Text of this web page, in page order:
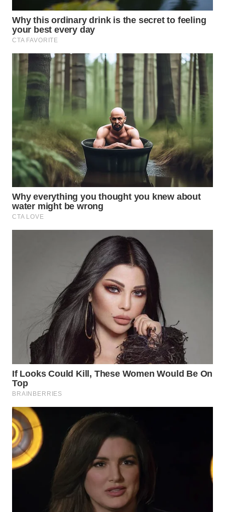
KARAWANG
WN
BEKASI
WN
BOGOR
WN
DEPOK
WN
TAPANULI
UTARA
WN
SAMOSIR
WN
CIANJUR
WN
KEPULAUAN
SERIBU
WN
TANGERANG
WN
BINJAI